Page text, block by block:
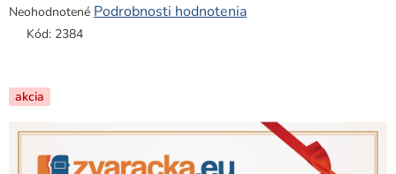
Priemerné
hodnotenie
0,0
z
Neohodnotené Podrobnosti hodnotenia
Kód: 2384
akcia